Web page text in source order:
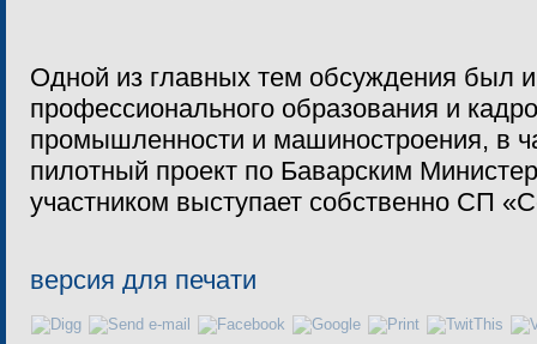
Одной из главных тем обсуждения был
профессионального образования и
промышленности и машиностроения, в
пилотный проект по Баварским
участником выступает собственно СП
версия для печати